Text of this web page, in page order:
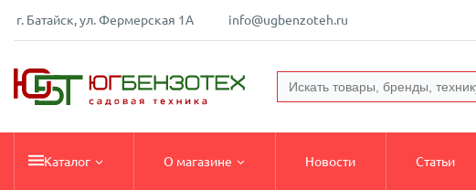
г. Батайск, ул. Фермерская 1А info@ugbenzoteh.ru
Каталог О магазине Новости Статьи